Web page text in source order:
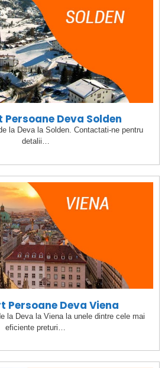
Deva Solden
la Deva la Solden. Contactati-ne pentru
detalii…
Persoane Deva Viena
la Deva la Viena la unele dintre cele mai
eficiente preturi…